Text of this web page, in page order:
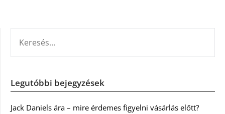
Legutóbbi bejegyzések
Jack Daniels ára – mire érdemes figyelni vásárlás előtt?